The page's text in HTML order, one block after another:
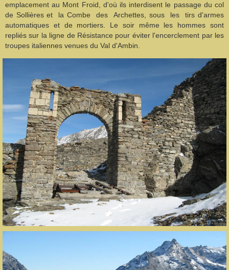
emplacement au Mont Froid, d'où ils interdisent le passage du col
de Sollières et la Combe des Archettes, sous les tirs d'armes
automatiques et de mortiers. Le soir même les hommes sont
repliés sur la ligne de Résistance pour éviter l'encerclement par les
troupes italiennes venues du Val d'Ambin.